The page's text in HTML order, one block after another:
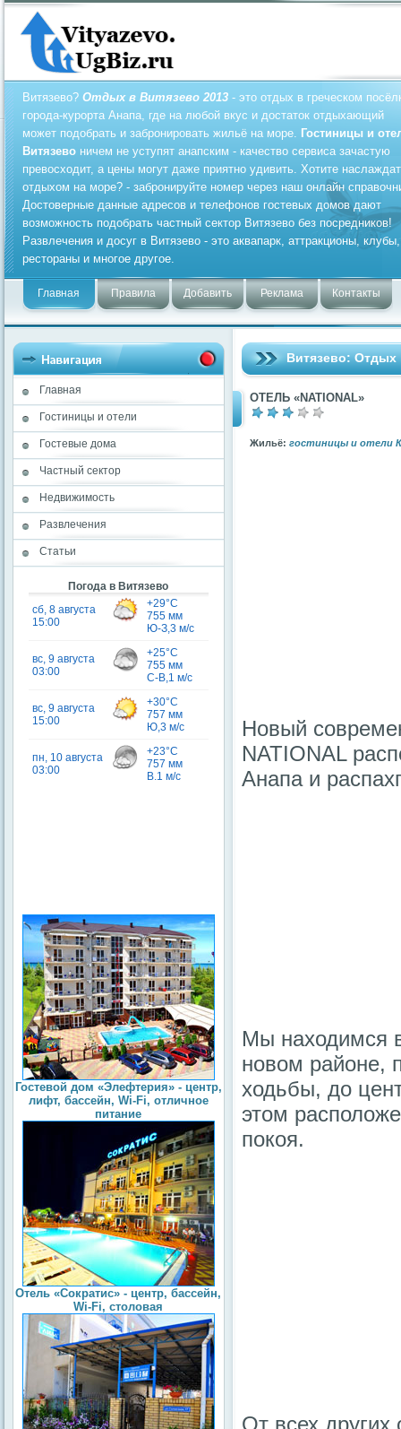
Витязево? Отдых в Витязево 2013 - это отдых в греческом
города-курорта Анапа, где на любой вкус и достаток отдыхающий
может подобрать и забронировать жильё на море. Гостиницы и
Витязево ничем не уступят анапским - качество сервиса зачастую
превосходит, а цены могут даже приятно удивить. Хотите
отдыхом на море? - забронируйте номер через наш онлайн
Достоверные данные адресов и телефонов гостевых домов дают
возможность подобрать частный сектор Витязево без посредников!
Развлечения и досуг в Витязево - это аквапарк, аттракционы, клубы,
рестораны и многое другое.
Главная Правила Добавить Реклама Контакты
Главная
Гостиницы и отели
Гостевые дома
Частный сектор
Недвижимость
Развлечения
Статьи
Погода в Витязево
Гостевой дом «Элефтерия» - центр,
лифт, бассейн, Wi-Fi, отличное
питание
Отель «Сократис» - центр, бассейн,
Wi-Fi, столовая
Витязево: Отдых
ОТЕЛЬ «NATIONAL»
Жильё: гостиницы и отели
Новый
NATIONAL
Анапа и
Мы находимся
новом районе,
ходьбы, до
этом
покоя.
От всех других